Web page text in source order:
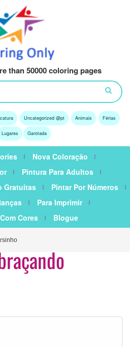
than 50000 coloring pages
Uncategorized @pt Animais Férias
Lugares Garotada
Nova Coloração
Pintura Para Adultos
Gratuitas
Pintar Por Números
Para Imprimir
Cores
Blogue